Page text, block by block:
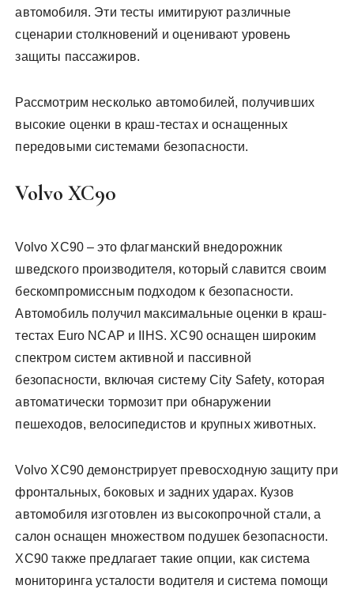
автомобиля. Эти тесты имитируют различные
сценарии столкновений и оценивают уровень
защиты пассажиров.
Рассмотрим несколько автомобилей, получивших
высокие оценки в краш-тестах и оснащенных
передовыми системами безопасности.
Volvo XC90
Volvo XC90 – это флагманский внедорожник
шведского производителя, который славится своим
бескомпромиссным подходом к безопасности.
Автомобиль получил максимальные оценки в краш-
тестах Euro NCAP и IIHS. XC90 оснащен широким
спектром систем активной и пассивной
безопасности, включая систему City Safety, которая
автоматически тормозит при обнаружении
пешеходов, велосипедистов и крупных животных.
Volvo XC90 демонстрирует превосходную защиту при
фронтальных, боковых и задних ударах. Кузов
автомобиля изготовлен из высокопрочной стали, а
салон оснащен множеством подушек безопасности.
XC90 также предлагает такие опции, как система
мониторинга усталости водителя и система помощи